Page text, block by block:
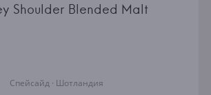
Shoulder Blended Malt
Спейсайд · Шотландия